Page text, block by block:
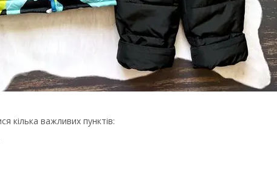
кілька важливих пунктів: